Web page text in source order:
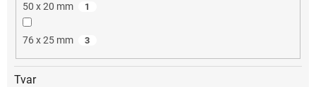
50 x 20 mm 1
76 x 25 mm 3
Tvar